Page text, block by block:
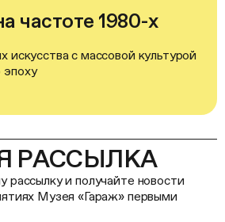
частоте 1980-х
искусства с массовой культурой
эпоху
РАССЫЛКА
и получайте новости
Музея «Гараж» первыми